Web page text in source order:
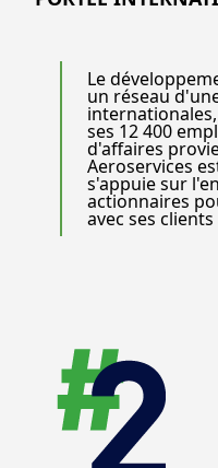
Le
un réseau
ses 12 400
d'affaires
Aeroservices
s'appuie sur
actionnaires
avec ses